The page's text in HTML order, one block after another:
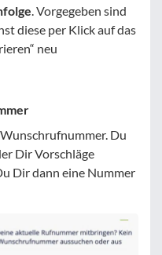
. Vorgegeben sind
diese per Klick auf das
neu
Du
Dir Vorschläge
Dir dann eine Nummer